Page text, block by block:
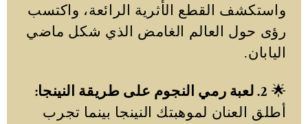
واستكشف القطع الأثرية الرائعة، واكتسب
رؤى حول العالم الغامض الذي شكل ماضي
اليابان.
🌟 2. لعبة رمي النجوم على طريقة النينجا:
أطلق العنان لموهبتك النينجا بينما تجرب